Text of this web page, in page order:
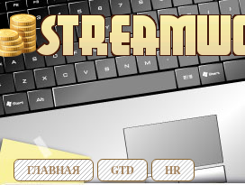
ГЛАВНАЯ GTD HR